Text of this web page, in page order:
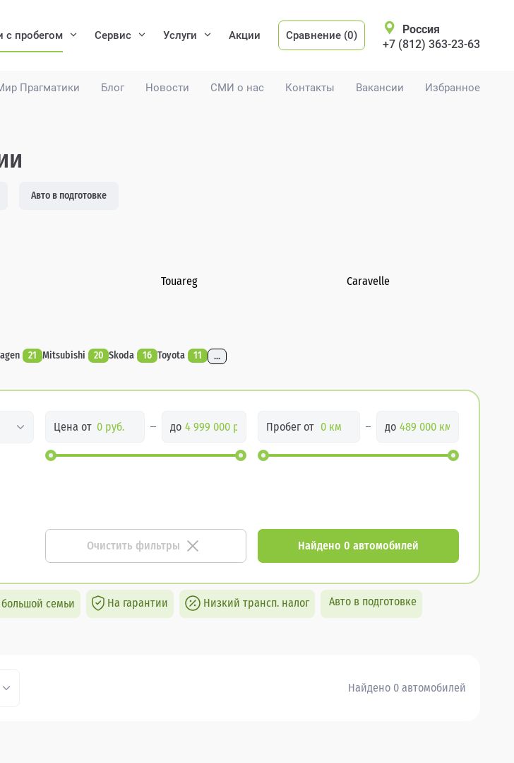
Прагматики Блог Новости СМИ о нас Контакты Вакансии Избранное
с пробегом Сервис Услуги Акции Сравнение (0)
Россия
+7 (812) 363-23-63
Авто в подготовке
Touareg Caravelle
21 Mitsubishi 20 Skoda 16 Toyota 11 ...
Цена от до Пробег от до
Очистить фильтры Найдено 0 автомобилей
семьи На гарантии Низкий трансп. налог Авто в подготовке
Найдено 0 автомобилей